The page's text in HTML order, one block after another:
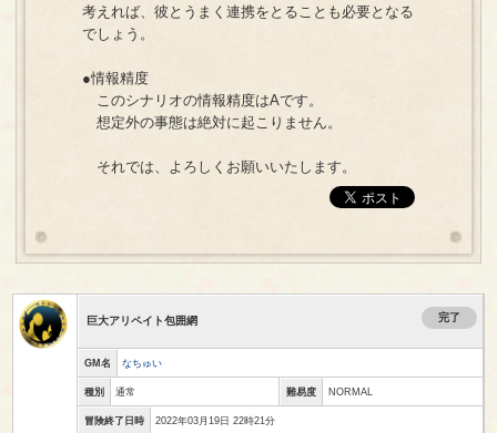
考えれば、彼とうまく連携をとることも必要となる
でしょう。
●情報精度
このシナリオの情報精度はAです。
想定外の事態は絶対に起こりません。
それでは、よろしくお願いいたします。
巨大アリペイト包囲網 完了
GM名 なちゅい
種別 通常 難易度 NORMAL
冒険終了日時 2022年03月19日 22時21分